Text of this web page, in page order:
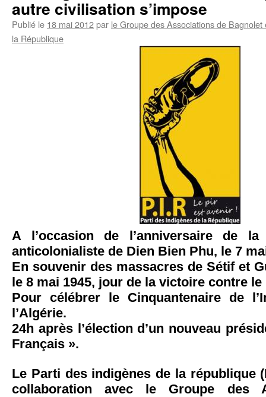
autre civilisation s’impose
Publié le 18 mai 2012par le Groupe des Associations de
la République
A l’occasion de l’anniversaire de
anticolonialiste de Dien Bien Phu, le 7
En souvenir des massacres de Sétif et
le 8 mai 1945, jour de la victoire contre le
Pour célébrer le Cinquantenaire de
l’Algérie.
24h après l’élection d’un nouveau
Français ».
Le Parti des indigènes de la république
collaboration avec le Groupe des